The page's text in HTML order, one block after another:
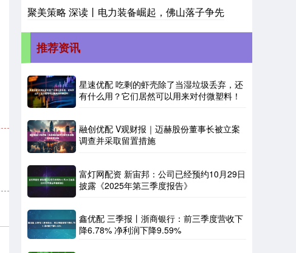
聚美策略 深读丨电力装备崛起，佛山落子争先
推荐资讯
星速优配 吃剩的虾壳除了当湿垃圾丢弃，还
有什么用？它们居然可以用来对付微塑料！
融创优配 V观财报｜迈赫股份董事长被立案
调查并采取留置措施
富灯网配资 新宙邦：公司已经预约10月29日
披露《2025年第三季度报告》
鑫优配 三季报丨浙商银行：前三季度营收下
降6.78% 净利润下降9.59%